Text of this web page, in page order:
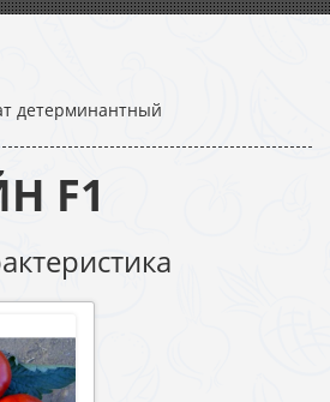
детерминантный
F1